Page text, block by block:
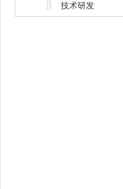
技术研发